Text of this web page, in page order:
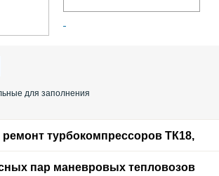
для заполнения
турбокомпрессоров ТК18,
пар маневровых тепловозов